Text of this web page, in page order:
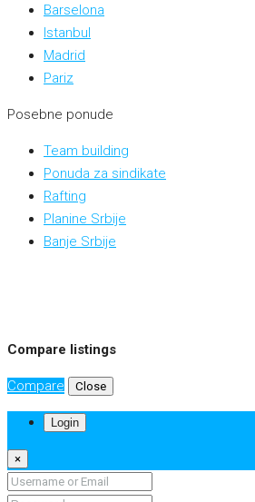
Barselona
Istanbul
Madrid
Pariz
Posebne ponude
Team building
Ponuda za sindikate
Rafting
Planine Srbije
Banje Srbije
Compare listings
Compare Close
Login
×